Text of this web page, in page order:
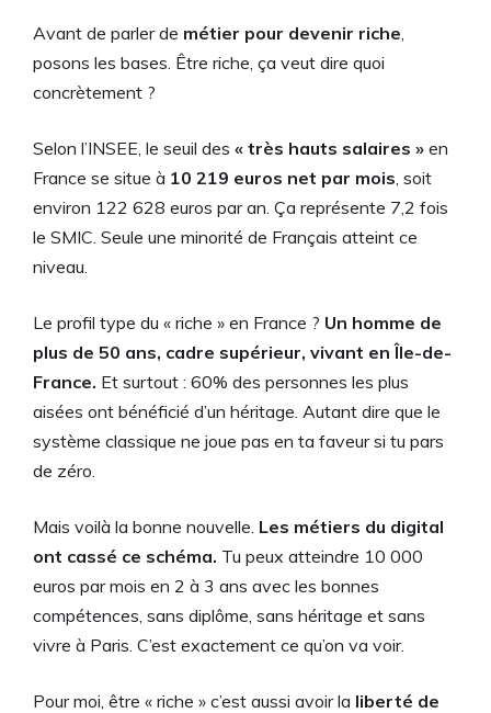
Avant de parler de métier pour devenir riche
posons les bases. Être riche, ça veut dire quoi
concrètement ?
Selon l’INSEE, le seuil des « très hauts salaires » en
France se situe à 10 219 euros net par mois , soit
environ 122 628 euros par an. Ça représente 7,2 fois
le SMIC. Seule une minorité de Français atteint ce
niveau.
Le profil type du « riche » en France ? Un homme de
plus de 50 ans, cadre supérieur, vivant en Île-de-
France. Et surtout : 60% des personnes les plus
aisées ont bénéficié d’un héritage. Autant dire que le
système classique ne joue pas en ta faveur si tu pars
de zéro.
Mais voilà la bonne nouvelle. Les métiers du digital
ont cassé ce schéma. Tu peux atteindre 10 000
euros par mois en 2 à 3 ans avec les bonnes
compétences, sans diplôme, sans héritage et sans
vivre à Paris. C’est exactement ce qu’on va voir.
Pour moi, être « riche » c’est aussi avoir la liberté de